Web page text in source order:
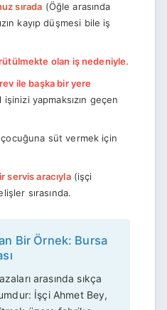
sırada (Öğle arasında
kayıp düşmesi bile iş
olan iş nedeniyle.
ile başka bir yere
işinizi yapmaksızın geçen
çocuğuna süt vermek için
servis aracıyla(işçi
sırasında.
Bir Örnek: Bursa
arasında sıkça
İşçi Ahmet Bey,